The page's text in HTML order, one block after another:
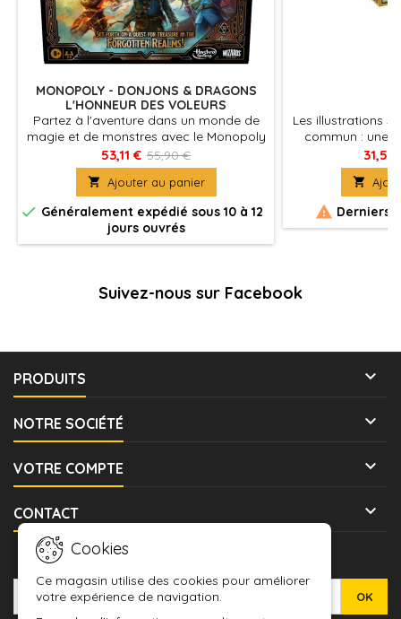
MONOPOLY - DONJONS & DRAGONS
L'HONNEUR DES VOLEURS
Partez à l'aventure dans un monde de
magie et de monstres avec le Monopoly
Donjons et Dragons : L'Honneur parmi
les voleurs, inspiré du film !
53,11 € 55,90 €
 Ajouter au panier
 Généralement expédié sous 10 à 12
jours ouvrés
Les illustrations
commun : une
31,50

 Derniers
Suivez-nous sur Facebook
PRODUITS 
NOTRE SOCIÉTÉ 
VOTRE COMPTE 
CONTACT 
Cookies
Ce magasin utilise des cookies pour améliorer
votre expérience de navigation.
LETTRE D'INFORMATIONS